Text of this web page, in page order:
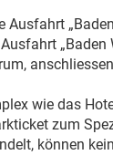
„Baden
wie das
zum
können